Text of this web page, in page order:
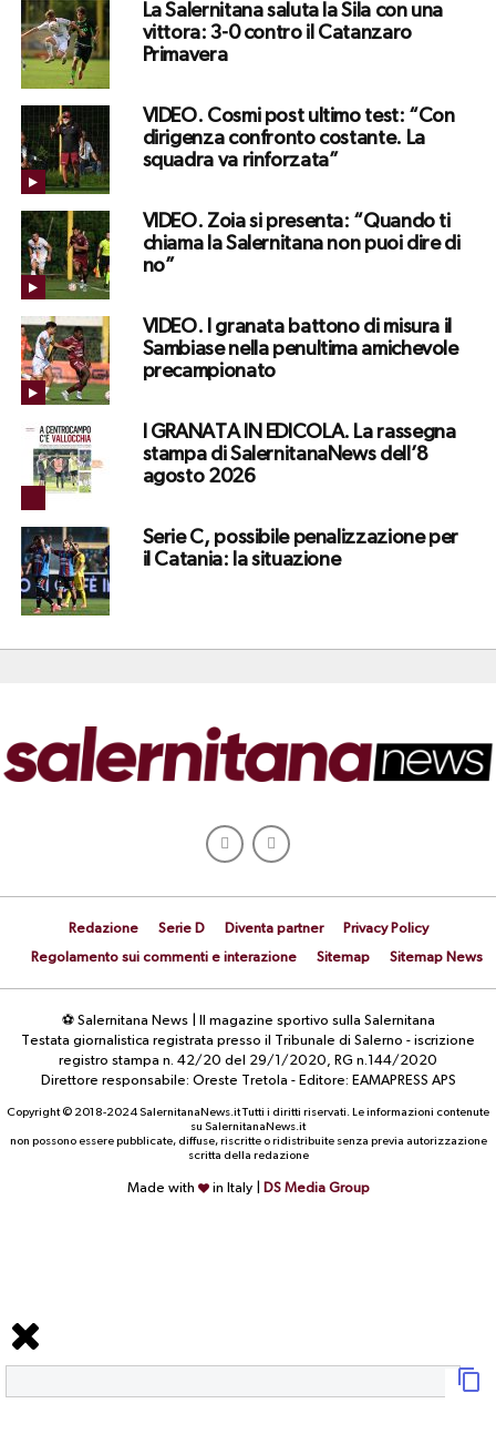
La Salernitana saluta la Sila con una
vittora: 3-0 contro il Catanzaro
Primavera
VIDEO. Cosmi post ultimo test: “Con
dirigenza confronto costante. La
squadra va rinforzata”
VIDEO. Zoia si presenta: “Quando ti
chiama la Salernitana non puoi dire di
no”
VIDEO. I granata battono di misura il
Sambiase nella penultima amichevole
precampionato
I GRANATA IN EDICOLA. La rassegna
stampa di SalernitanaNews dell’8
agosto 2026
Serie C, possibile penalizzazione per
il Catania: la situazione
Redazione Serie D Diventa partner
Privacy Policy
Regolamento sui commenti e interazione
Sitemap Sitemap News
⚽ Salernitana News | Il magazine sportivo sulla Salernitana
Testata giornalistica registrata presso il Tribunale di Salerno - iscrizione
registro stampa n. 42/20 del 29/1/2020, RG n.144/2020
Direttore responsabile: Oreste Tretola - Editore: EAMAPRESS APS
Copyright © 2018-2024 SalernitanaNews.it Tutti i diritti riservati. Le informazioni contenute
su SalernitanaNews.it
non possono essere pubblicate, diffuse, riscritte o ridistribuite senza previa autorizzazione
scritta della redazione
Made with in Italy | DS Media Group